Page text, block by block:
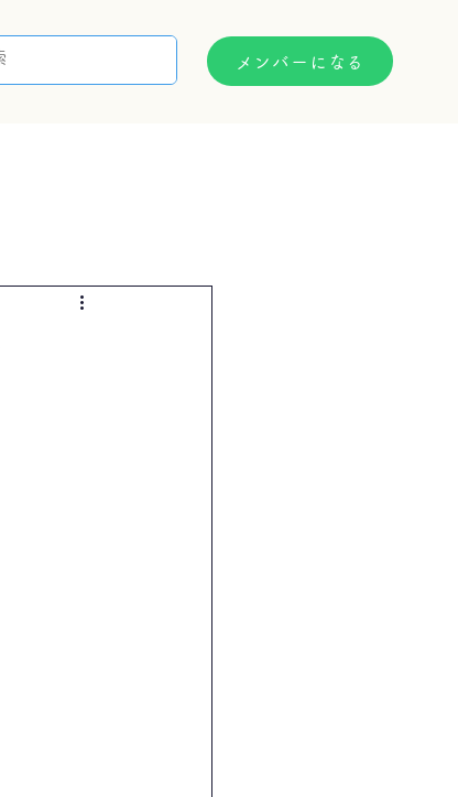
メンバーになる